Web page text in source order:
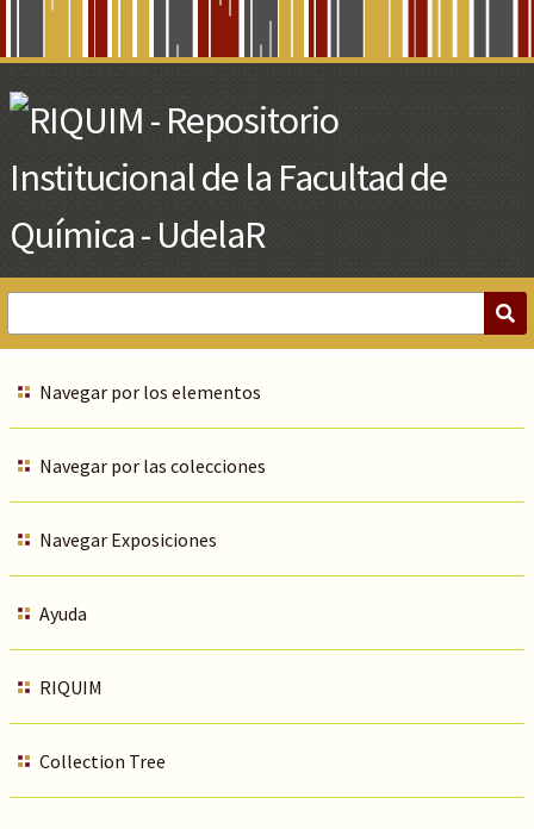
Main
Content
Navegar por los elementos
Navegar por las colecciones
Navegar Exposiciones
Ayuda
RIQUIM
Collection Tree